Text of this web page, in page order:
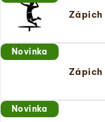
Zápich
Novinka
Zápich
Novinka